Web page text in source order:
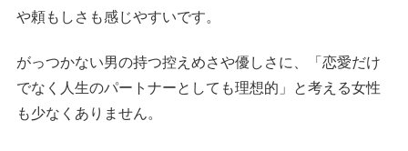
や頼もしさも感じやすいです。
がっつかない男の持つ控えめさや優しさに、「恋愛だけ
でなく人生のパートナーとしても理想的」と考える女性
も少なくありません。